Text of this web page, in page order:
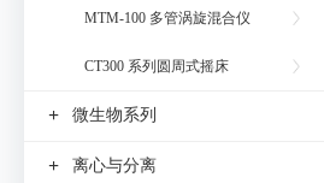
MTM-100 多管涡旋混合仪
CT300 系列圆周式摇床
+ 微生物系列
+ 离心与分离